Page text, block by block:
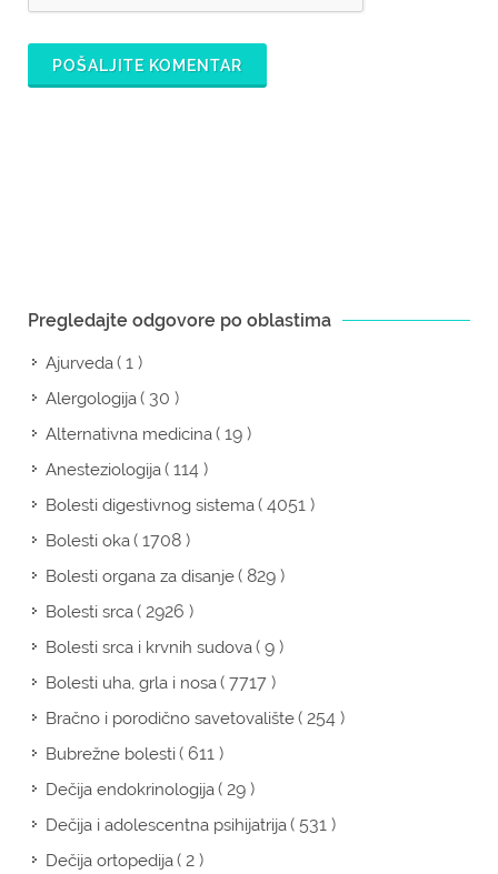
POŠALJITE KOMENTAR
Pregledajte odgovore po oblastima
Ajurveda( 1 )
Alergologija( 30 )
Alternativna medicina( 19 )
Anesteziologija( 114 )
Bolesti digestivnog sistema( 4051 )
Bolesti oka( 1708 )
Bolesti organa za disanje( 829 )
Bolesti srca( 2926 )
Bolesti srca i krvnih sudova( 9 )
Bolesti uha, grla i nosa( 7717 )
Bračno i porodično savetovalište( 254 )
Bubrežne bolesti( 611 )
Dečija endokrinologija( 29 )
Dečija i adolescentna psihijatrija( 531 )
Dečija ortopedija( 2 )